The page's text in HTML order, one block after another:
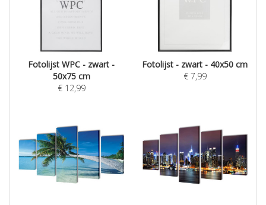
Fotolijst WPC - zwart -
50x75 cm
€ 12,99
Fotolijst - zwart - 40x50 cm
€ 7,99